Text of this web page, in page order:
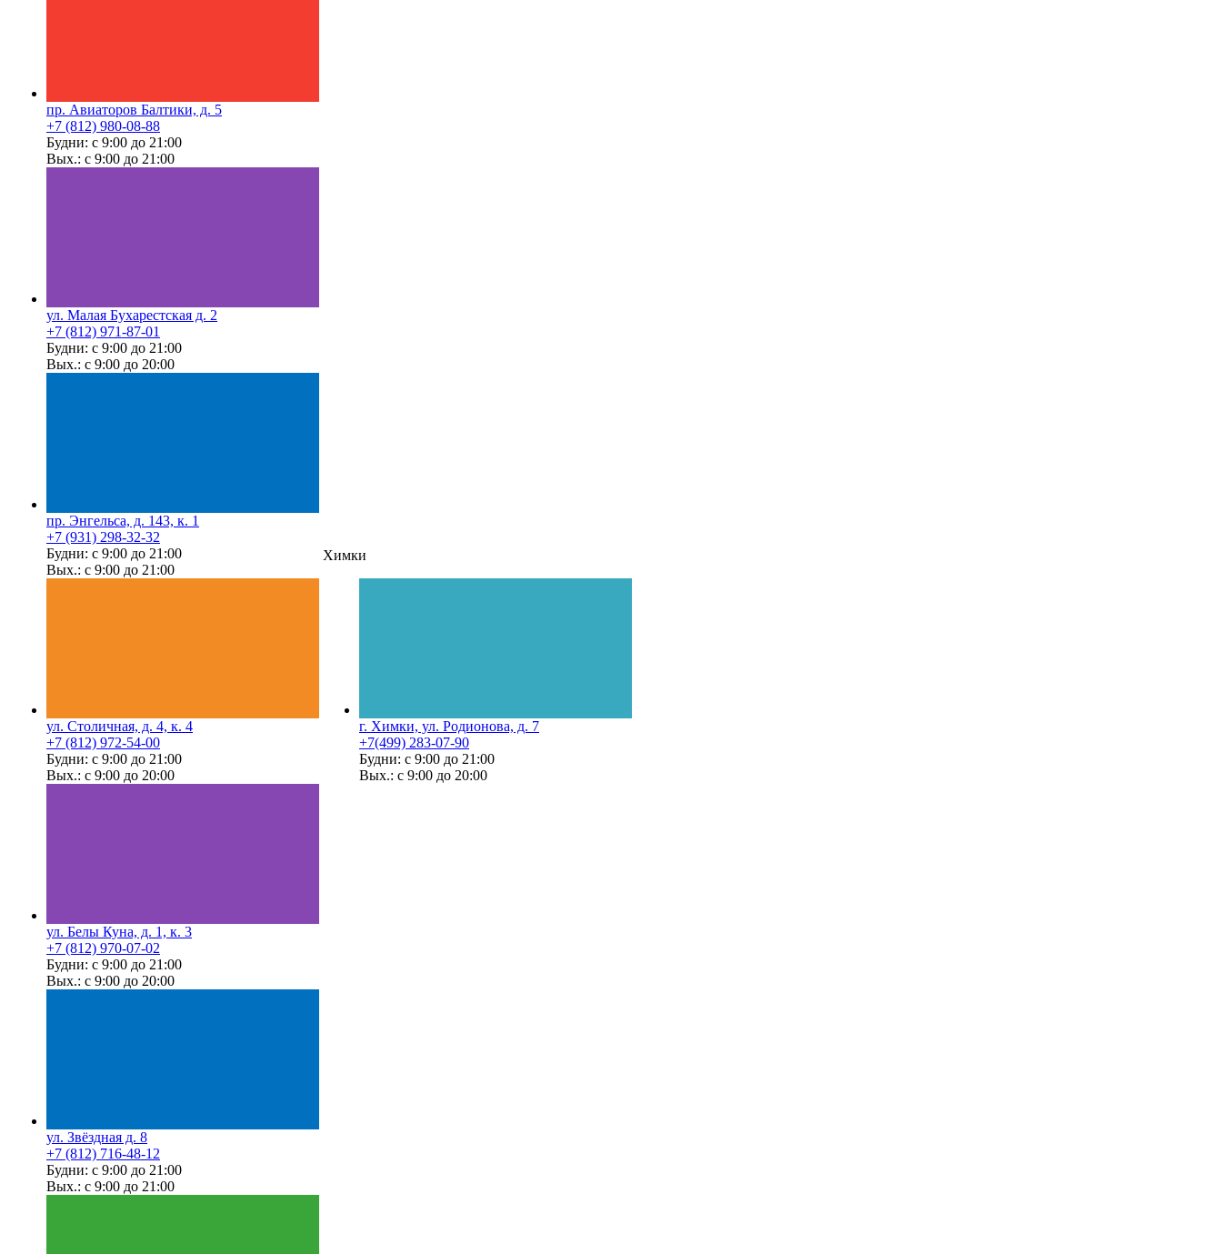
пр. Авиаторов Балтики, д. 5
+7 (812) 980-08-88
Будни: с 9:00 до 21:00
Вых.: с 9:00 до 21:00
ул. Малая Бухарестская д. 2
+7 (812) 971-87-01
Будни: с 9:00 до 21:00
Вых.: с 9:00 до 20:00
пр. Энгельса, д. 143, к. 1
+7 (931) 298-32-32
Будни: с 9:00 до 21:00
Вых.: с 9:00 до 21:00
ул. Столичная, д. 4, к. 4
+7 (812) 972-54-00
Будни: с 9:00 до 21:00
Вых.: с 9:00 до 20:00
ул. Белы Куна, д. 1, к. 3
+7 (812) 970-07-02
Будни: с 9:00 до 21:00
Вых.: с 9:00 до 20:00
ул. Звёздная д. 8
+7 (812) 716-48-12
Будни: с 9:00 до 21:00
Вых.: с 9:00 до 21:00
Химки
г. Химки, ул. Родионова, д. 7
+7(499) 283-07-90
Будни: с 9:00 до 21:00
Вых.: с 9:00 до 20:00